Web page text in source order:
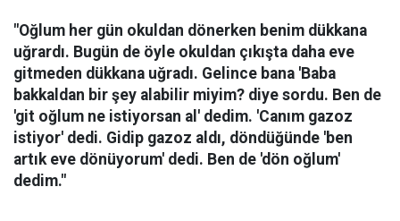
"Oğlum her gün okuldan dönerken benim dükkana
uğrardı. Bugün de öyle okuldan çıkışta daha eve
gitmeden dükkana uğradı. Gelince bana 'Baba
bakkaldan bir şey alabilir miyim? diye sordu. Ben de
'git oğlum ne istiyorsan al' dedim. 'Canım gazoz
istiyor' dedi. Gidip gazoz aldı, döndüğünde 'ben
artık eve dönüyorum' dedi. Ben de 'dön oğlum'
dedim."